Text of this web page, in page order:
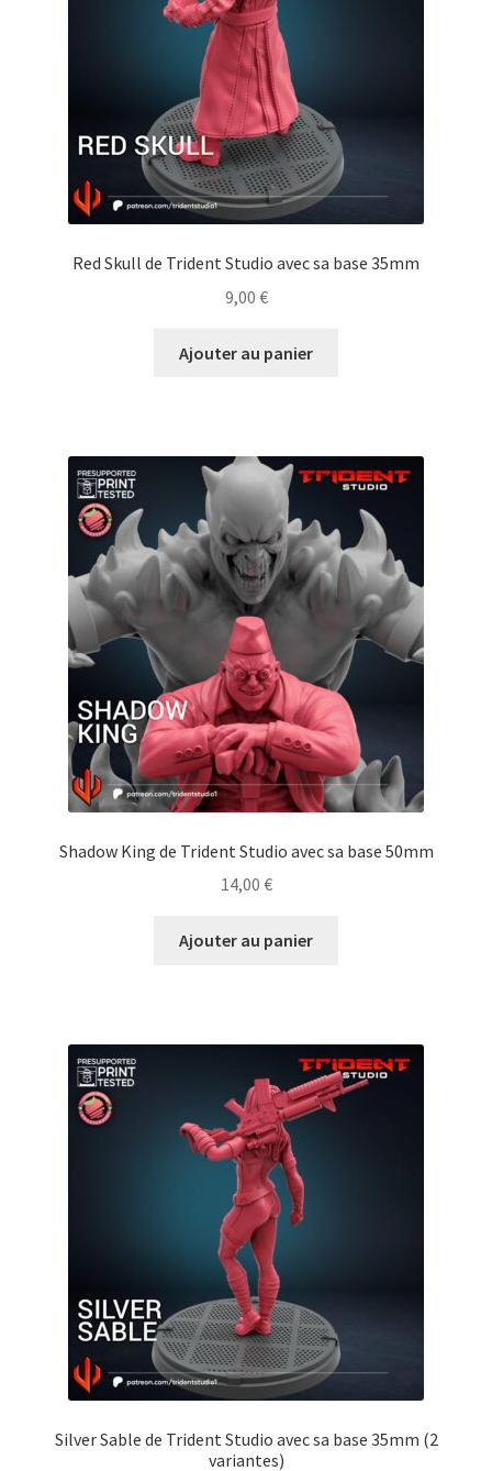
Red Skull de Trident Studio avec sa base 35mm
9,00 €
Ajouter au panier
Shadow King de Trident Studio avec sa base 50mm
14,00 €
Ajouter au panier
Silver Sable de Trident Studio avec sa base 35mm (2
variantes)